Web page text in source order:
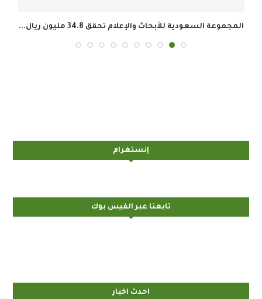
المجموعة السعودية للأبحاث والإعلام تحقق 34.8 مليون ريال...
إنستغرام
تابعنا عبر الفيس بوك
احدث اخبار